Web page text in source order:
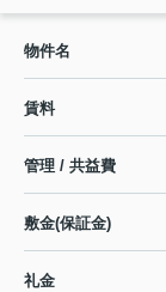
物件名
賃料
管理 / 共益費
敷金(保証金)
礼金